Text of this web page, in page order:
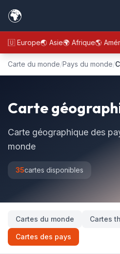
🌍
🇪🇺 Europe🌏 Asie🌍 Afrique🌎
Carte du monde/Pays du monde/
Carte
Carte géographique des
monde
35cartes disponibles
Cartes du monde Cartes
Cartes des pays